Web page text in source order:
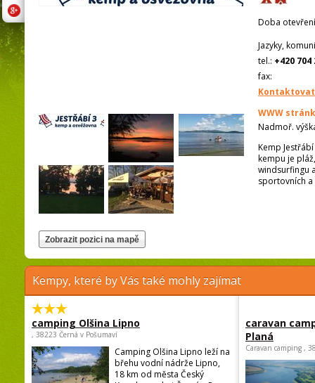
Doba
Jazyky,
tel.: +420 704
fax:
WWW
Nadmoř.
Kemp
kempu je
windsurfingu
sportovních
Kempy, které by Vás také mohly zajímat
camping Olšina Lipno
, 38223 Černá v Pošumaví
Camping Olšina Lipno leží na
břehu vodní nádrže Lipno,
18 km od města Český
caravan
Planá
Caravan camping ,